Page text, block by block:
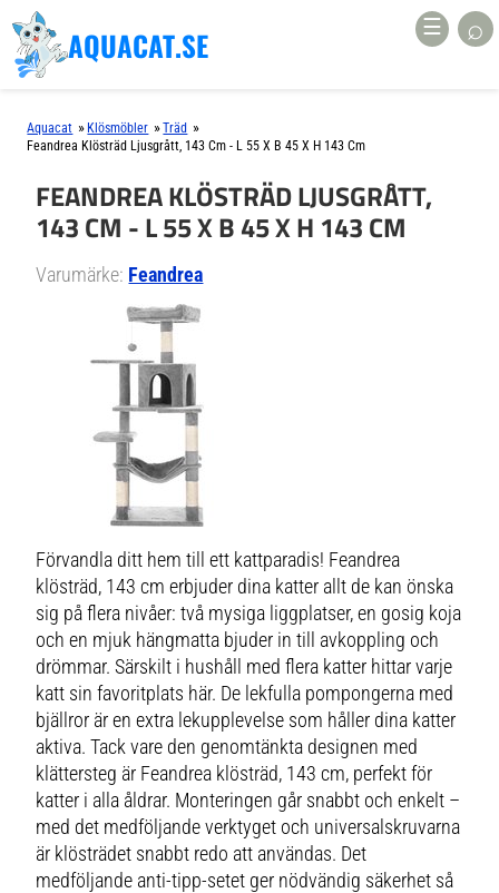
AQUACAT.SE ☰ ⌕
Aquacat » Klösmöbler »Träd »
Feandrea Klösträd Ljusgrått, 143 Cm - L 55 X B 45 X H 143 Cm
FEANDREA KLÖSTRÄD LJUSGRÅTT,
143 CM - L 55 X B 45 X H 143 CM
Varumärke: Feandrea
Förvandla ditt hem till ett kattparadis! Feandrea
klösträd, 143 cm erbjuder dina katter allt de kan önska
sig på flera nivåer: två mysiga liggplatser, en gosig koja
och en mjuk hängmatta bjuder in till avkoppling och
drömmar. Särskilt i hushåll med flera katter hittar varje
katt sin favoritplats här. De lekfulla pompongerna med
bjällror är en extra lekupplevelse som håller dina katter
aktiva. Tack vare den genomtänkta designen med
klättersteg är Feandrea klösträd, 143 cm, perfekt för
katter i alla åldrar. Monteringen går snabbt och enkelt –
med det medföljande verktyget och universalskruvarna
är klösträdet snabbt redo att användas. Det
medföljande anti-tipp-setet ger nödvändig säkerhet så